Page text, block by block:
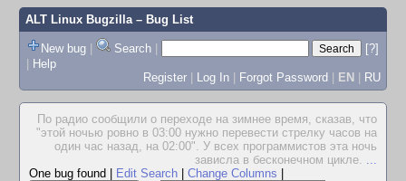
ALT Linux Bugzilla– Bug List
New bug | Search |
[?]
| Help
Register | Log In | Forgot Password | EN | RU
По радио сообщили о переходе на зимнее время, сказав, что
"этой ночью ровно в 03:00 нужно перевести стрелку часов на
один час назад, на 02:00". У всех программистов эта ночь
зависла в бесконечном цикле. ...
One bug found
Edit Search Change Columns